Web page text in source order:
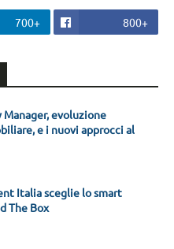
700+ 800+
evoluzione
e i nuovi approcci al
Italia sceglie lo smart
The Box